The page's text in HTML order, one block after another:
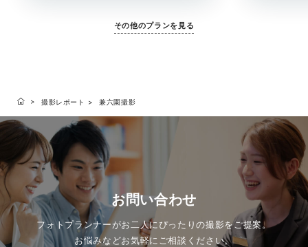
その他のプランを見る
撮影レポート 兼六園撮影
お問い合わせ
フォトプランナーがお二人にぴったりの撮影をご提案。
お悩みなどお気軽にご相談ください。